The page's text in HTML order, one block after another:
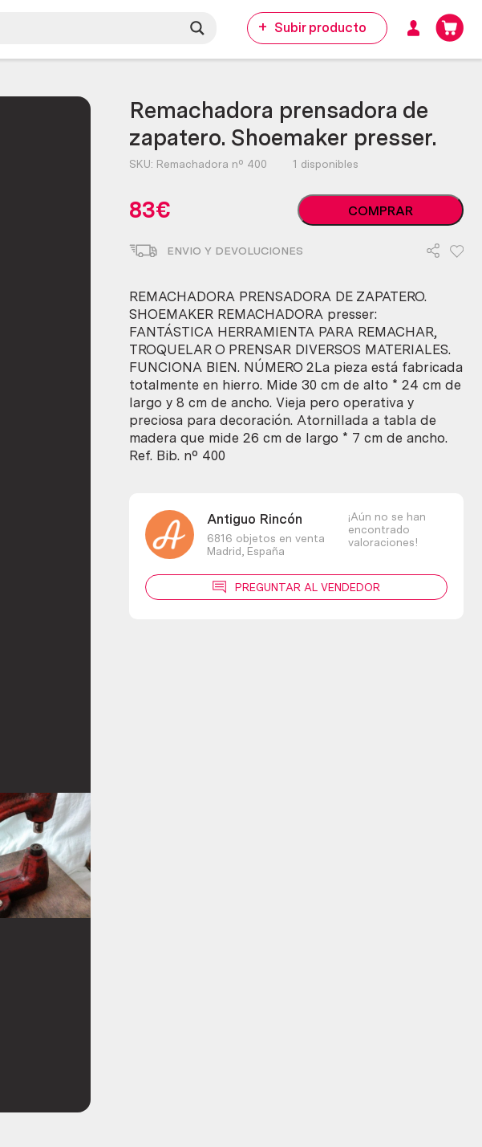
Subir producto
Remachadora prensadora de
zapatero. Shoemaker presser.
SKU: Remachadora nº 400 1 disponibles
83€
Remachadora
prensadora
zapatero.
presser.
cantidad
COMPRAR
ENVIO Y DEVOLUCIONES
REMACHADORA PRENSADORA DE ZAPATERO.
SHOEMAKER REMACHADORA presser:
FANTÁSTICA HERRAMIENTA PARA REMACHAR,
TROQUELAR O PRENSAR DIVERSOS MATERIALES.
FUNCIONA BIEN. NÚMERO 2La pieza está fabricada
totalmente en hierro. Mide 30 cm de alto * 24 cm de
largo y 8 cm de ancho. Vieja pero operativa y
preciosa para decoración. Atornillada a tabla de
madera que mide 26 cm de largo * 7 cm de ancho.
Ref. Bib. nº 400
Antiguo Rincón
6816 objetos en venta
Madrid, España
¡Aún no se han
encontrado
valoraciones!
PREGUNTAR AL VENDEDOR